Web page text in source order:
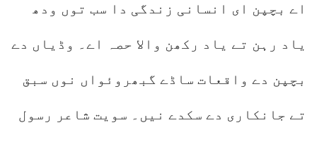
اے بچپن ای انسانی زندگی دا سب توں ودھ
یاد رہن تے یاد رکھن والا حصہ اے۔ وڈیاں دے
بچپن دے واقعات ساڈے گبھروئواں نوں سبق
تے جانکاری دے سکدے نیں۔ سویت شاعر رسول